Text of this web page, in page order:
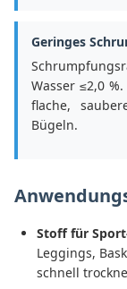
Geringes
Wasser ≤2,0
flache,
Bügeln.
Stoff für
Leggings,
schnell